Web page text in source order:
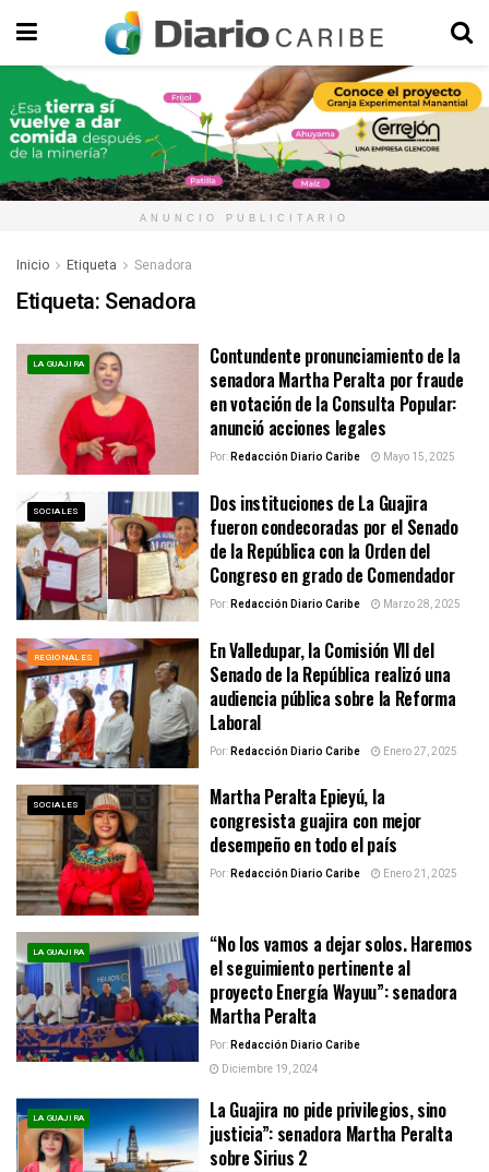
ANUNCIO PUBLICITARIO
Inicio Etiqueta Senadora
Etiqueta: Senadora
LA GUAJIRA
Contundente pronunciamiento de la
senadora Martha Peralta por fraude
en votación de la Consulta Popular:
anunció acciones legales
Por:Redacción Diario Caribe Mayo 15, 2025
SOCIALES
Dos instituciones de La Guajira
fueron condecoradas por el Senado
de la República con la Orden del
Congreso en grado de Comendador
Por:Redacción Diario Caribe Marzo 28, 2025
REGIONALES
En Valledupar, la Comisión VII del
Senado de la República realizó una
audiencia pública sobre la Reforma
Laboral
Por:Redacción Diario Caribe Enero 27, 2025
SOCIALES
Martha Peralta Epieyú, la
congresista guajira con mejor
desempeño en todo el país
Por:Redacción Diario Caribe Enero 21, 2025
LA GUAJIRA
“No los vamos a dejar solos. Haremos
el seguimiento pertinente al
proyecto Energía Wayuu”: senadora
Martha Peralta
Por:Redacción Diario Caribe
Diciembre 19, 2024
LA GUAJIRA
La Guajira no pide privilegios, sino
justicia”: senadora Martha Peralta
sobre Sirius 2